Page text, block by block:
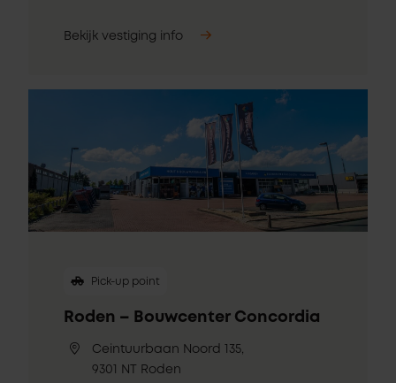
Bekijk vestiging info
Pick-up point
Roden – Bouwcenter Concordia
Ceintuurbaan Noord 135,
9301 NT Roden